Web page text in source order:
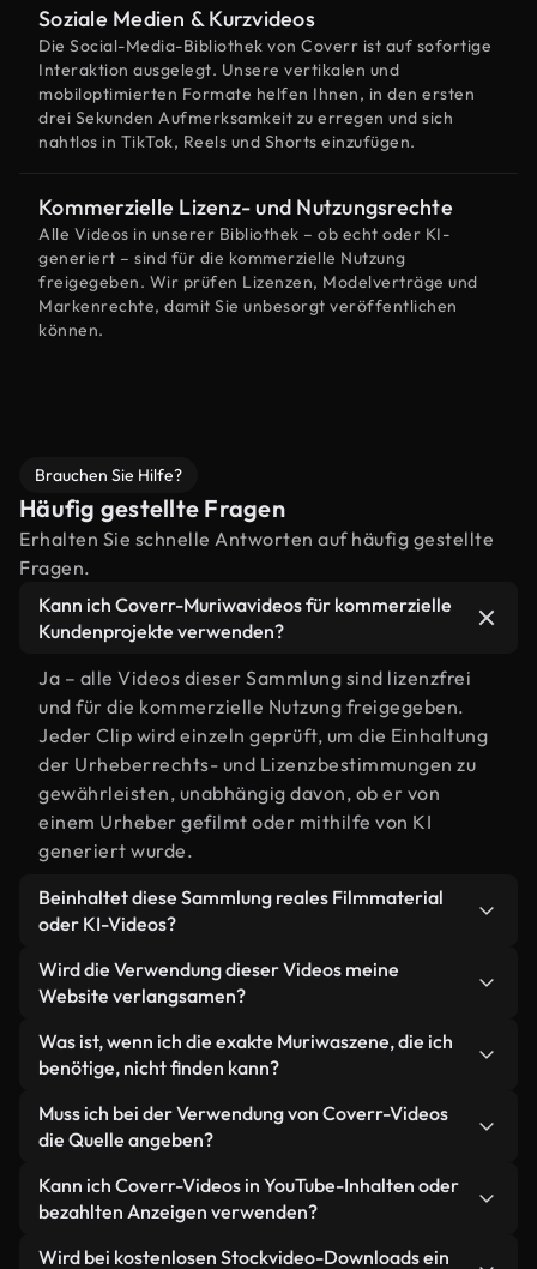
Soziale Medien & Kurzvideos
Die Social-Media-Bibliothek von Coverr ist auf sofortige
Interaktion ausgelegt. Unsere vertikalen und
mobiloptimierten Formate helfen Ihnen, in den ersten
drei Sekunden Aufmerksamkeit zu erregen und sich
nahtlos in TikTok, Reels und Shorts einzufügen.
Kommerzielle Lizenz- und Nutzungsrechte
Alle Videos in unserer Bibliothek – ob echt oder KI-
generiert – sind für die kommerzielle Nutzung
freigegeben. Wir prüfen Lizenzen, Modelverträge und
Markenrechte, damit Sie unbesorgt veröffentlichen
können.
Brauchen Sie Hilfe?
Häufig gestellte Fragen
Erhalten Sie schnelle Antworten auf häufig gestellte
Fragen.
Kann ich Coverr-Muriwavideos für kommerzielle
Kundenprojekte verwenden?
Ja – alle Videos dieser Sammlung sind lizenzfrei
und für die kommerzielle Nutzung freigegeben.
Jeder Clip wird einzeln geprüft, um die Einhaltung
der Urheberrechts- und Lizenzbestimmungen zu
gewährleisten, unabhängig davon, ob er von
einem Urheber gefilmt oder mithilfe von KI
generiert wurde.
Beinhaltet diese Sammlung reales Filmmaterial
oder KI-Videos?
Beides. Es handelt sich um eine Hybridbibliothek
aus realen, von Menschen aufgenommenen
generierten Videos. Jedes Video ist eindeutig
beschriftet, sodass Sie immer wissen, was Sie
verwenden.
Wird die Verwendung dieser Videos meine
Website verlangsamen?
Nicht, wenn Sie unsere optimierten Versionen
wählen. Wir bieten schlanke, webfähige Formate,
wurden – so bleibt die Qualität hoch, während
gleichzeitig die Ladezeiten minimiert und
Kennzahlen wie LCP verbessert werden.
Was ist, wenn ich die exakte Muriwaszene, die ich
benötige, nicht finden kann?
Mit Coverr AI Studio erstellen Sie im
Handumdrehen ein solches Video. Beschreiben Sie
Sonnenuntergang" – und das Studio generiert
innerhalb von Sekunden ein individuelles Video für
Sie, das unseren Lizenzbestimmungen entspricht.
Muss ich bei der Verwendung von Coverr-Videos
die Quelle angeben?
Eine Namensnennung ist nicht erforderlich. Alle
Videos in unserer Stockbibliothek sind lizenzfrei
verwendet werden – wir freuen uns aber immer
Kann ich Coverr-Videos in YouTube-Inhalten oder
bezahlten Anzeigen verwenden?
Ja. Sämtliches Stockmaterial von Coverr darf in
Wird bei kostenlosen Stockvideo-Downloads ein